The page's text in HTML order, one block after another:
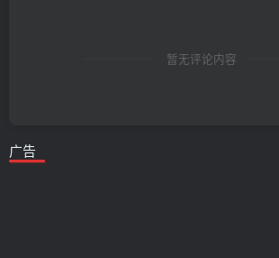
暂无评论内容
广告